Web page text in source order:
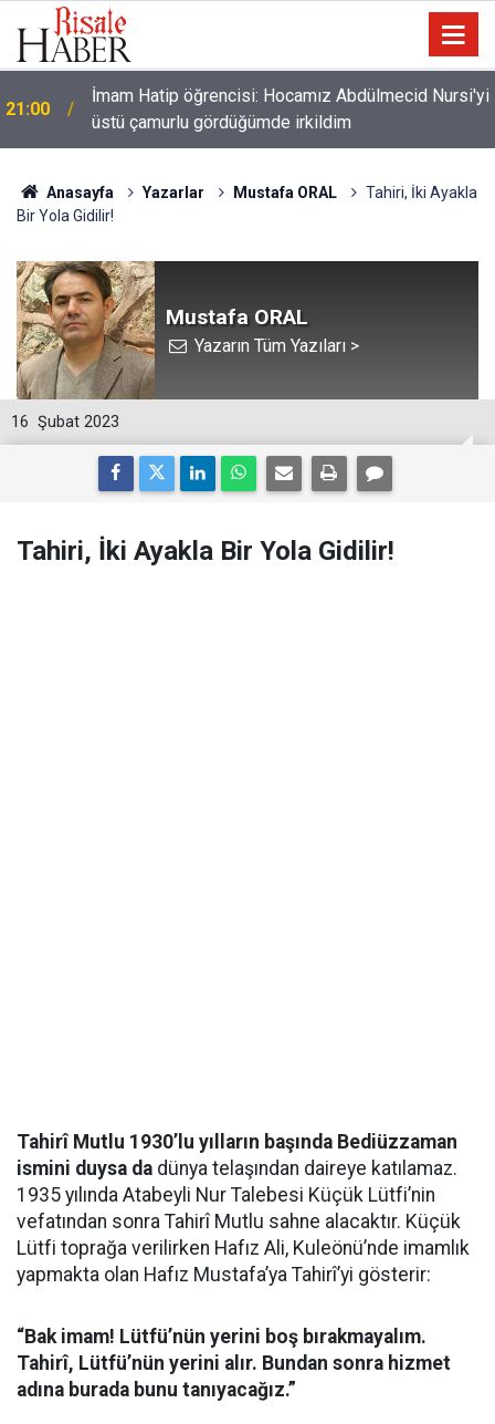
21:00
İmam Hatip öğrencisi: Hocamız Abdülmecid Nursi'yi
üstü çamurlu gördüğümde irkildim
Anasayfa Yazarlar Mustafa ORAL
Ta­hi­ri, İki Ayakla
Bir Yola Gidilir!
Mustafa ORAL
Yazarın Tüm Yazıları >
16 Şubat 2023
Ta­hi­ri, İki Ayakla Bir Yola Gidilir!
Tahirî Mutlu 1930’lu yılların başında Bediüzzaman
ismini duysa da dünya telaşından daireye katılamaz.
1935 yılında Atabeyli Nur Talebesi Küçük Lütfi’nin
vefatından sonra Tahirî Mutlu sahne alacaktır. Küçük
Lütfi toprağa verilirken Hafız Ali, Kuleönü’nde imam­lık
yapmakta olan Hafız Mustafa’ya Tahirî’yi gösterir:
“Bak imam! Lütfü’nün yerini boş bırakmayalım.
Tahirî, Lütfü’nün yerini alır. Bundan sonra hizmet
adına burada bunu tanıyacağız.”